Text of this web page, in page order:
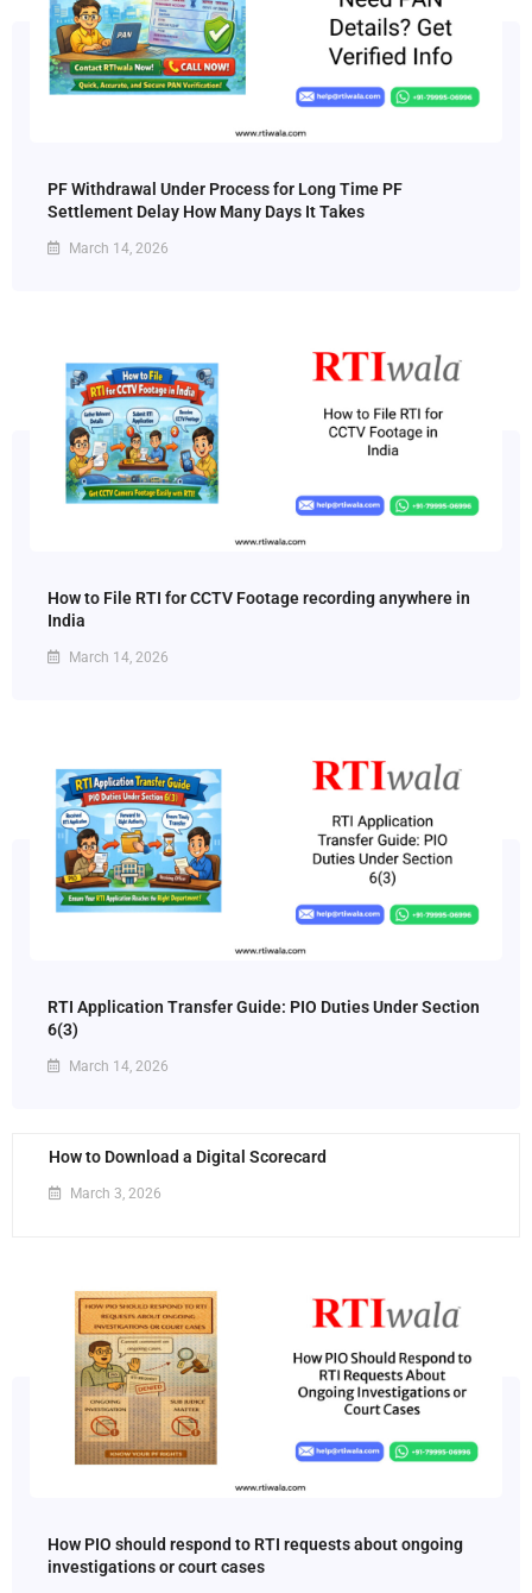
PF Withdrawal Under Process for Long Time PF
Settlement Delay How Many Days It Takes
March 14, 2026
How to File RTI for CCTV Footage recording anywhere in
India
March 14, 2026
RTI Application Transfer Guide: PIO Duties Under Section
6(3)
March 14, 2026
How to Download a Digital Scorecard
March 3, 2026
How PIO should respond to RTI requests about ongoing
investigations or court cases